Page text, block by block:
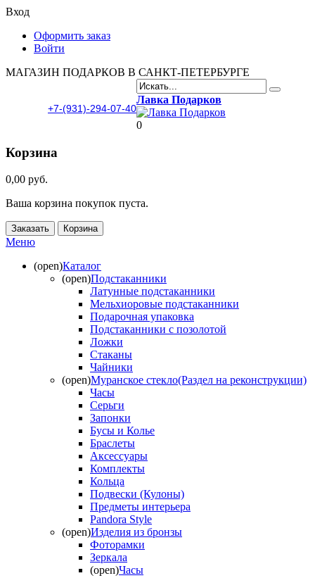
Вход
Оформить заказ
Войти
МАГАЗИН ПОДАРКОВ В САНКТ-ПЕТЕРБУРГЕ
+7-(931)-294-07-40
Лавка Подарков
0
Корзина
0,00 руб.
Ваша корзина покупок пуста.
Заказать Корзина
Меню
(open)Каталог
(open)Подстаканники
Латунные подстаканники
Мельхиоровые подстаканники
Подарочная упаковка
Подстаканники с позолотой
Ложки
Стаканы
Чайники
(open)Муранское стекло(Раздел на реконструкции)
Часы
Серьги
Запонки
Бусы и Колье
Браслеты
Аксессуары
Комплекты
Кольца
Подвески (Кулоны)
Предметы интерьера
Pandora Style
(open)Изделия из бронзы
Фоторамки
Зеркала
(open)Часы